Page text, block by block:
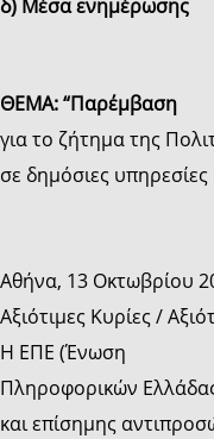
δ) Μέσα ενημέρωσης
ΘΕΜΑ:“Παρέμβαση
για το ζήτημα της
σε δημόσιες
Αθήνα, 13 Οκτωβρίου
Αξιότιμες Κυρίες /
Η ΕΠΕ (Ένωση
Πληροφορικών
και επίσημης